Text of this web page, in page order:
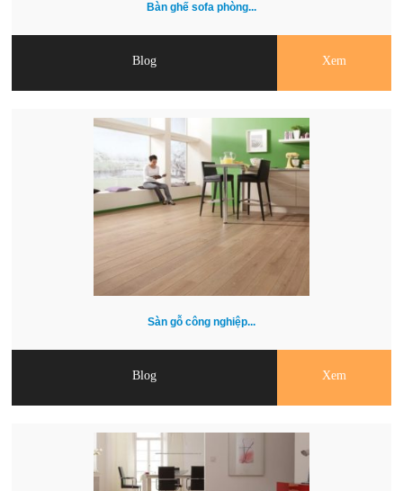
Bàn ghế sofa phòng...
Blog Xem
Sàn gỗ công nghiệp...
Blog Xem